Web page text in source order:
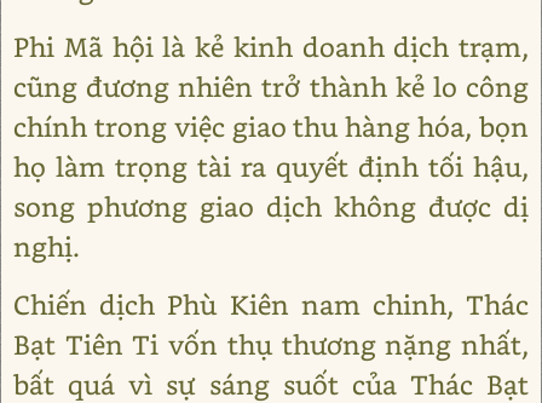
Phi Mã hội là kẻ kinh doanh dịch trạm,
cũng đương nhiên trở thành kẻ lo công
chính trong việc giao thu hàng hóa, bọn
họ làm trọng tài ra quyết định tối hậu,
song phương giao dịch không được dị
nghị.
Chiến dịch Phù Kiên nam chinh, Thác
Bạt Tiên Ti vốn thụ thương nặng nhất,
bất quá vì sự sáng suốt của Thác Bạt